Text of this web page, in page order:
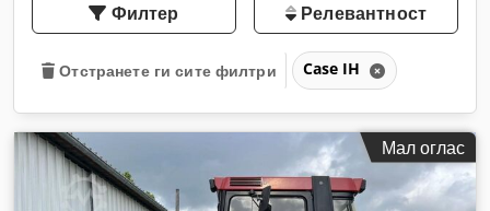
Филтер Релевантност
Отстранете ги сите филтри Case IH
Мал оглас